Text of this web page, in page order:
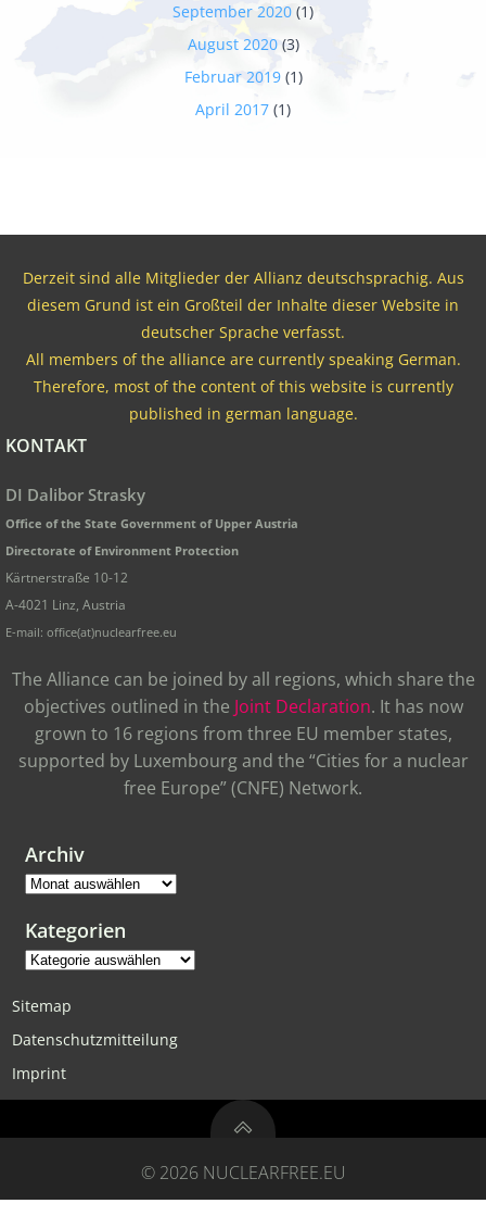
September 2020 (1)
August 2020(3)
Februar 2019(1)
April 2017 (1)
Derzeit sind alle Mitglieder der Allianz deutschsprachig. Aus
diesem Grund ist ein Großteil der Inhalte dieser Website in
deutscher Sprache verfasst.
All members of the alliance are currently speaking German.
Therefore, most of the content of this website is currently
published in german language.
KONTAKT
DI Dalibor Strasky
Office of the State Government of Upper Austria
Directorate of Environment Protection
Kärtnerstraße 10-12
A-4021 Linz, Austria
E-mail: office(at)nuclearfree.eu
The Alliance can be joined by all regions, which share the
objectives outlined in the Joint Declaration. It has now
grown to 16 regions from three EU member states,
supported by Luxembourg and the “Cities for a nuclear
free Europe” (CNFE) Network.
Archiv
Archiv
Kategorien
Kategorien
Sitemap
Datenschutzmitteilung
Imprint
© 2026 NUCLEARFREE.EU